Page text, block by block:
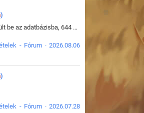
)
149 új BG lap került be az adatbázisba, 644 db meglévő BG lap módosult, bekerültek az új képek a megváltozott lapokhoz is.
- Fórum · 2026.08.06
)
- Fórum · 2026.07.28